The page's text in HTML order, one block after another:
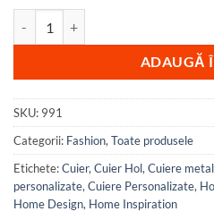
ADAUGĂ
SKU: 991
Categorii: Fashion, Toate produsele
Etichete:Cuier, Cuier Hol, Cuiere
personalizate, Cuiere Personalizate,
Home Design, Home Inspiration